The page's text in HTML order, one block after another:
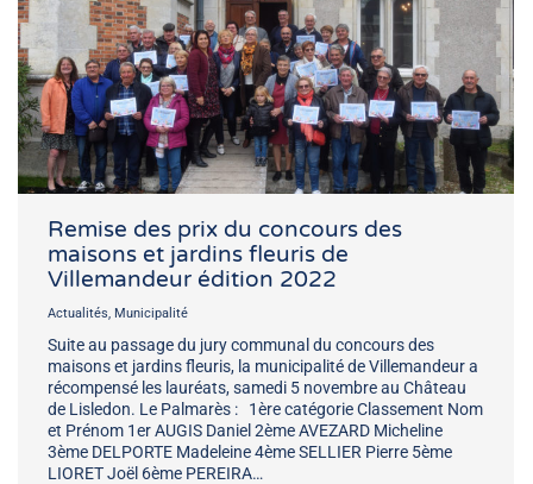
Remise des prix du concours des
maisons et jardins fleuris de
Villemandeur édition 2022
Actualités, Municipalité
Suite au passage du jury communal du concours des
maisons et jardins fleuris, la municipalité de Villemandeur a
récompensé les lauréats, samedi 5 novembre au Château
de Lisledon. Le Palmarès : 1ère catégorie Classement Nom
et Prénom 1er AUGIS Daniel 2ème AVEZARD Micheline
3ème DELPORTE Madeleine 4ème SELLIER Pierre 5ème
LIORET Joël 6ème PEREIRA…